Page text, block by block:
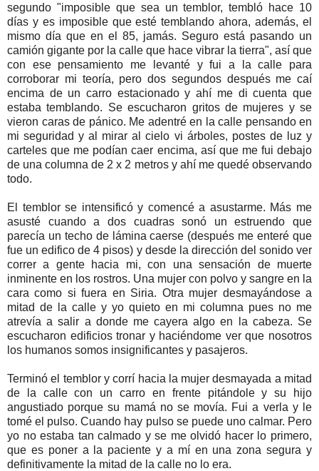
segundo "imposible que sea un temblor, tembló hace 10
días y es imposible que esté temblando ahora, además, el
mismo día que en el 85, jamás. Seguro está pasando un
camión gigante por la calle que hace vibrar la tierra", así que
con ese pensamiento me levanté y fui a la calle para
corroborar mi teoría, pero dos segundos después me caí
encima de un carro estacionado y ahí me di cuenta que
estaba temblando. Se escucharon gritos de mujeres y se
vieron caras de pánico. Me adentré en la calle pensando en
mi seguridad y al mirar al cielo vi árboles, postes de luz y
carteles que me podían caer encima, así que me fui debajo
de una columna de 2 x 2 metros y ahí me quedé observando
todo.
El temblor se intensificó y comencé a asustarme. Más me
asusté cuando a dos cuadras sonó un estruendo que
parecía un techo de lámina caerse (después me enteré que
fue un edifico de 4 pisos) y desde la dirección del sonido ver
correr a gente hacia mi, con una sensación de muerte
inminente en los rostros. Una mujer con polvo y sangre en la
cara como si fuera en Siria. Otra mujer desmayándose a
mitad de la calle y yo quieto en mi columna pues no me
atrevía a salir a donde me cayera algo en la cabeza. Se
escucharon edificios tronar y haciéndome ver que nosotros
los humanos somos insignificantes y pasajeros.
Terminó el temblor y corrí hacia la mujer desmayada a mitad
de la calle con un carro en frente pitándole y su hijo
angustiado porque su mamá no se movía. Fui a verla y le
tomé el pulso. Cuando hay pulso se puede uno calmar. Pero
yo no estaba tan calmado y se me olvidó hacer lo primero,
que es poner a la paciente y a mí en una zona segura y
definitivamente la mitad de la calle no lo era.